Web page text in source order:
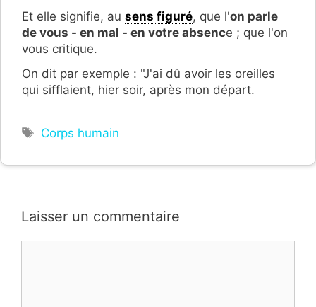
Et elle signifie, au sens figuré, que l'on parle
de vous - en mal - en votre absence ; que l'on
vous critique.
On dit par exemple : "J'ai dû avoir les oreilles
qui sifflaient, hier soir, après mon départ.
Étiquettes
Corps humain
Laisser un commentaire